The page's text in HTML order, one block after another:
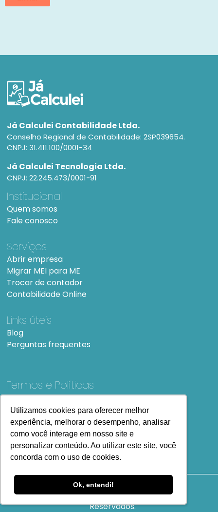
Utilizamos cookies para oferecer melhor
experiência, melhorar o desempenho, analisar
como você interage em nosso site e
personalizar conteúdo. Ao utilizar este site, você
concorda com o uso de cookies.
Ok, entendi!
Utilizamos cookies para oferecer melhor
experiência, melhorar o desempenho, analisar
como você interage em nosso site e
personalizar conteúdo. Ao utilizar este site, você
concorda com o uso de cookies.
Ok, entendi!
Já Calculei Contabilidade Ltda.
Conselho Regional de Contabilidade: 2SP039654.
CNPJ: 31.411.100/0001-34
Já Calculei Tecnologia Ltda.
CNPJ: 22.245.473/0001-91
Institucional
Quem somos
Fale conosco
Serviços
Abrir empresa
Migrar MEI para ME
Trocar de contador
Contabilidade Online
Links úteis
Blog
Perguntas frequentes
Termos e Políticas
Termos e condições de UsoSiteMap
Copyright
2023 Todos os Direitos
Reservados.